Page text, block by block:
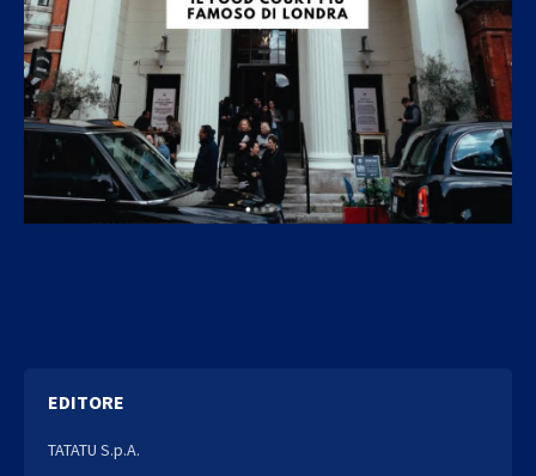
EDITORE
TATATU S.p.A.